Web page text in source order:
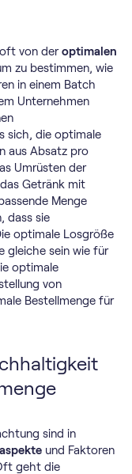
von deroptimalen
zu bestimmen, wie
in einem Batch
Unternehmen
sich, die optimale
aus Absatz pro
Umrüsten der
Getränk mit
Menge
dass sie
optimale Losgröße
gleiche sein wie für
optimale
von
Bestellmenge für
sind in
und Faktoren
geht die